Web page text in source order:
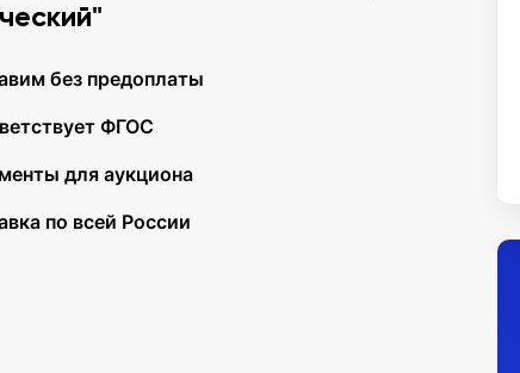
без предоплаты
ФГОС
для аукциона
по всей России